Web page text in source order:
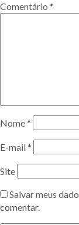
Comentário *
Nome*
E-mail*
Site
Salvar meus
comentar.